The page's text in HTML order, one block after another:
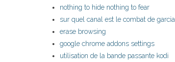
nothing to hide nothing to fear
sur quel canal est le combat de garcia
erase browsing
google chrome addons settings
utilisation de la bande passante kodi